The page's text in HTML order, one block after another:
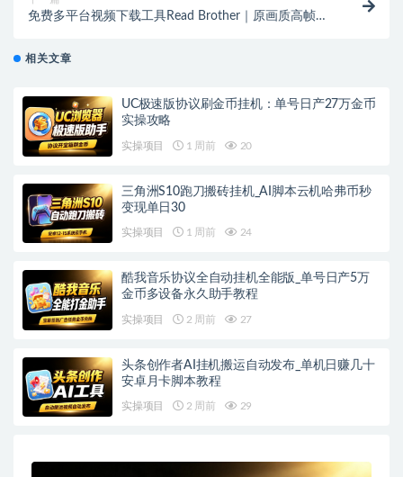
免费多平台视频下载工具Read Brother｜原画质高帧率
相关文章
UC极速版协议刷金币挂机：单号日产27万金币
实操攻略
实操项目 1 周前 20
三角洲S10跑刀搬砖挂机_AI脚本云机哈弗币秒
变现单日30
实操项目 1 周前 24
酷我音乐协议全自动挂机全能版_单号日产5万
金币多设备永久助手教程
实操项目 2 周前 27
头条创作者AI挂机搬运自动发布_单机日赚几十
安卓月卡脚本教程
实操项目 2 周前 29